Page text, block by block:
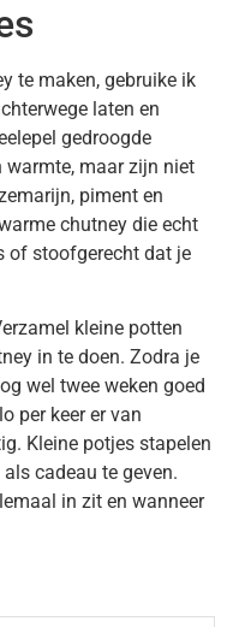
te maken, gebruike ik
laten en
gedroogde
warmte, maar zijn niet
piment en
chutney die echt
of stoofgerecht dat je
kleine potten
in te doen. Zodra je
wel twee weken goed
per keer er van
Kleine potjes stapelen
cadeau te geven.
in zit en wanneer